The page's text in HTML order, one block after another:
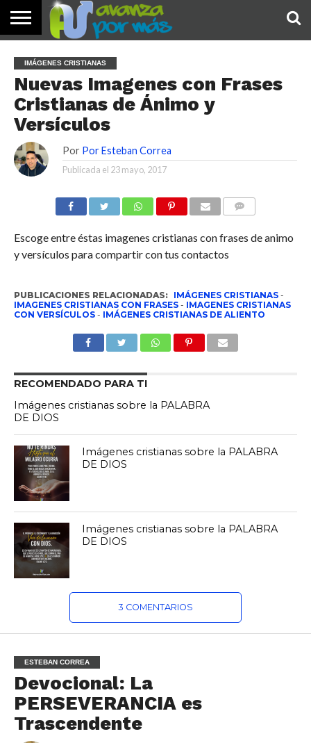
PALABRA
DE HOY
DEVOCIONALES
NOTICIAS
TESTIMONIOS
ORACIONES
SOBRE
NOSOTROS
IMÁGENES
IMÁGENES CRISTIANAS
Nuevas Imagenes con Frases
Cristianas de Ánimo y
Versículos
Por Por Esteban Correa
Publicada el 23 mayo, 2017
Escoge entre éstas imagenes cristianas con frases de animo
y versículos para compartir con tus contactos
PUBLICACIONES RELACIONADAS: IMÁGENES CRISTIANAS-
IMAGENES CRISTIANAS CON FRASES- IMAGENES CRISTIANAS
CON VERSÍCULOS- IMÁGENES CRISTIANAS DE ALIENTO
RECOMENDADO PARA TI
Imágenes cristianas sobre la PALABRA
DE DIOS
Imágenes cristianas sobre la PALABRA
DE DIOS
Imágenes cristianas sobre la PALABRA
DE DIOS
3 COMENTARIOS
ESTEBAN CORREA
Devocional: La
PERSEVERANCIA es
Trascendente